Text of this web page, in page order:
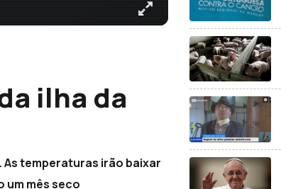
ilha da
temperaturas irão baixar
um mês seco